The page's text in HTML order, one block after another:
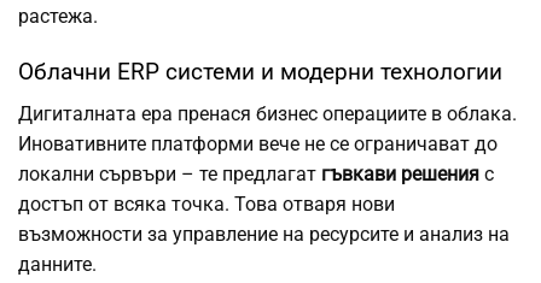
растежа.
Облачни ERP системи и модерни технологии
Дигиталната ера пренася бизнес операциите в облака.
Иновативните платформи вече не се ограничават до
локални сървъри – те предлагат гъвкави решения с
достъп от всяка точка. Това отваря нови
възможности за управление на ресурсите и анализ на
данните.